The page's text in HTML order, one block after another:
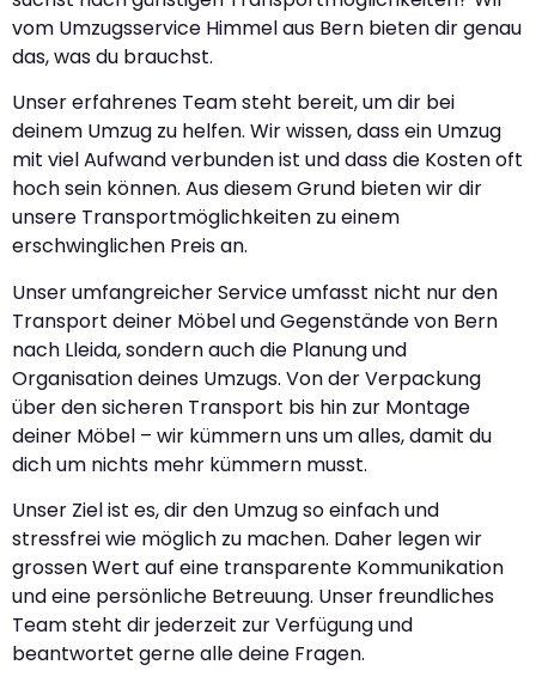
vom Umzugsservice Himmel aus Bern bieten dir genau
das, was du brauchst.
Unser erfahrenes Team steht bereit, um dir bei
deinem Umzug zu helfen. Wir wissen, dass ein Umzug
mit viel Aufwand verbunden ist und dass die Kosten oft
hoch sein können. Aus diesem Grund bieten wir dir
unsere Transportmöglichkeiten zu einem
erschwinglichen Preis an.
Unser umfangreicher Service umfasst nicht nur den
Transport deiner Möbel und Gegenstände von Bern
nach Lleida, sondern auch die Planung und
Organisation deines Umzugs. Von der Verpackung
über den sicheren Transport bis hin zur Montage
deiner Möbel – wir kümmern uns um alles, damit du
dich um nichts mehr kümmern musst.
Unser Ziel ist es, dir den Umzug so einfach und
stressfrei wie möglich zu machen. Daher legen wir
grossen Wert auf eine transparente Kommunikation
und eine persönliche Betreuung. Unser freundliches
Team steht dir jederzeit zur Verfügung und
beantwortet gerne alle deine Fragen.